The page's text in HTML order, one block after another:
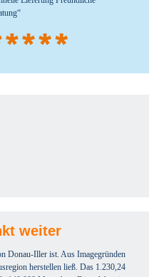
weiter
Donau-Iller ist. Aus Imagegründen
herstellen ließ. Das 1.230,24